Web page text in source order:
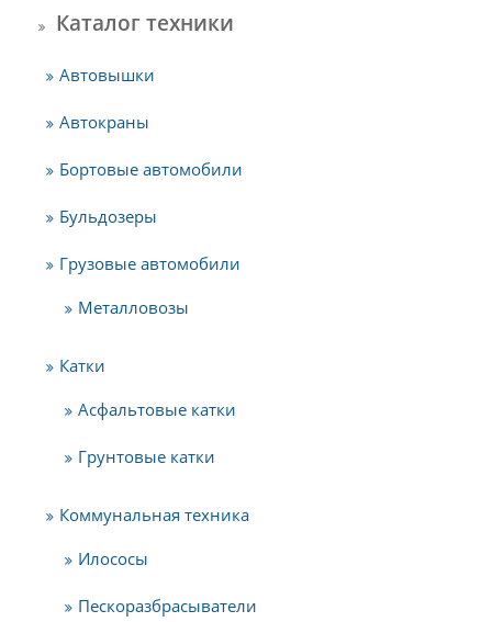
Каталог техники
Автовышки
Автокраны
Бортовые автомобили
Бульдозеры
Грузовые автомобили
Металловозы
Катки
Асфальтовые катки
Грунтовые катки
Коммунальная техника
Илососы
Пескоразбрасыватели